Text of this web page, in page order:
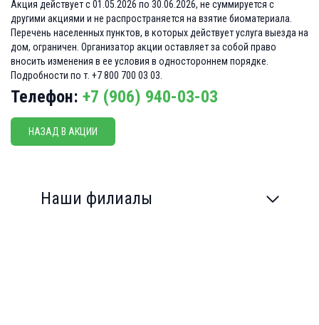
Акция действует с 01.05.2026 по 30.06.2026, не суммируется с
другими акциями и не распространяется на взятие биоматериала.
Перечень населенных пунктов, в которых действует услуга выезда на
дом, ограничен. Организатор акции оставляет за собой право
вносить изменения в ее условия в одностороннем порядке.
Подробности по т. +7 800 700 03 03.
Телефон: +7 (906) 940-03-03
НАЗАД В АКЦИИ
Наши филиалы